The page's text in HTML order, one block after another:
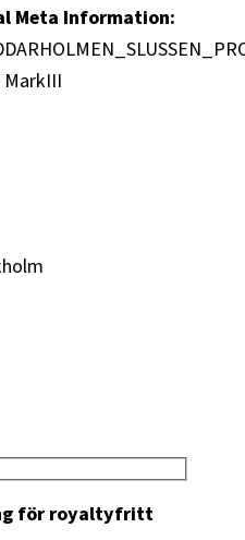
Meta Information:
MarkIII
för royaltyfritt